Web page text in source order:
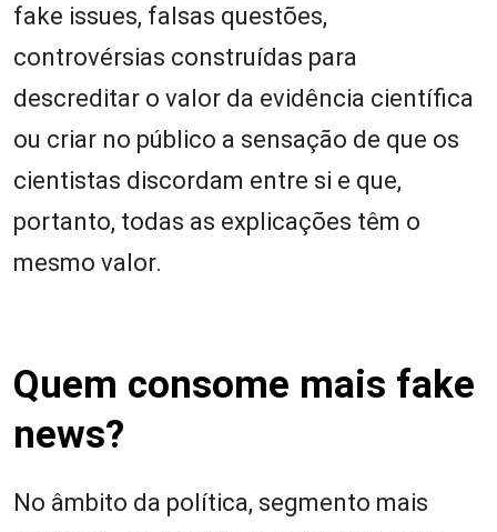
fake issues, falsas questões,
controvérsias construídas para
descreditar o valor da evidência científica
ou criar no público a sensação de que os
cientistas discordam entre si e que,
portanto, todas as explicações têm o
mesmo valor.
Quem consome mais fake
news?
No âmbito da política, segmento mais